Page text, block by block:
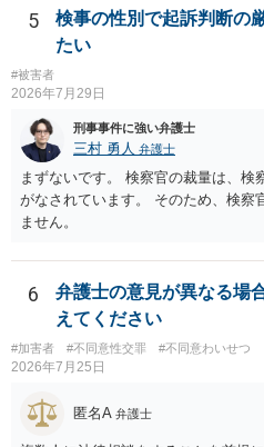
ないのであれば、何も疑われる筋合
はないですね。
5
検事の性別で起訴判断の
たい
#被害者
2026年7月29日
刑事事件に強い弁護士
三村 勇人 弁護士
まずないです。 検察官の裁量は、検
がなされています。 そのため、検察
ません。
6
弁護士の意見が異なる場
えてください
#加害者 #不同意性交罪 #不同意わいせつ
2026年7月25日
匿名A 弁護士